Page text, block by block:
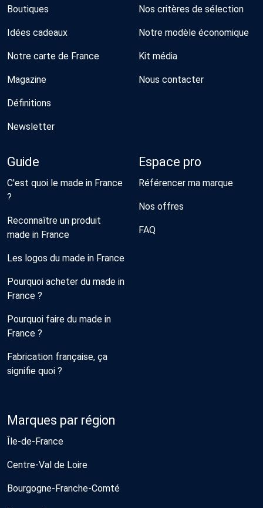
Boutiques
Idées cadeaux
Notre carte de France
Magazine
Définitions
Newsletter
Nos critères de sélection
Notre modèle économique
Kit média
Nous contacter
Guide
C'est quoi le made in France
?
Reconnaître un produit
made in France
Les logos du made in France
Pourquoi acheter du made in
France ?
Pourquoi faire du made in
France ?
Fabrication française, ça
signifie quoi ?
Espace pro
Référencer ma marque
Nos offres
FAQ
Marques par région
Île-de-France
Centre-Val de Loire
Bourgogne-Franche-Comté